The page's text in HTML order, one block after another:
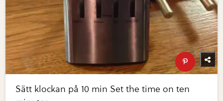
Sätt klockan på 10 min Set the time on ten